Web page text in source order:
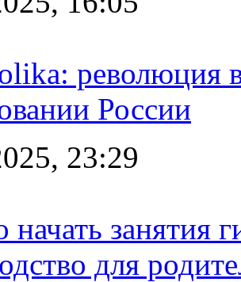
революция
России
23:29
начать занятия
для